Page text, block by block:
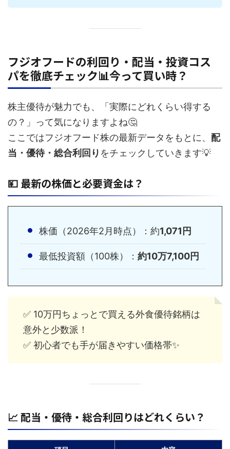
フジオフードの利回り・配当・投資コス
パを徹底チェック📊今って買い時？
株主優待が魅力でも、「実際にどれくらい得する
の？」って気になりますよね🤔
ここではフジオフード株の最新データをもとに、 配
当・優待・総合利回り をチェックしていきます💡
💴 最新の株価と必要資金は？
株価（2026年2月時点）：約1,071円
最低投資額（100株）： 約10万7,100円
✅ 10万円ちょっとで買える外食優待銘柄は
意外と少数派！
✅ 初心者でも手が届きやすい価格帯✨
📈 配当・優待・総合利回りはどれくらい？